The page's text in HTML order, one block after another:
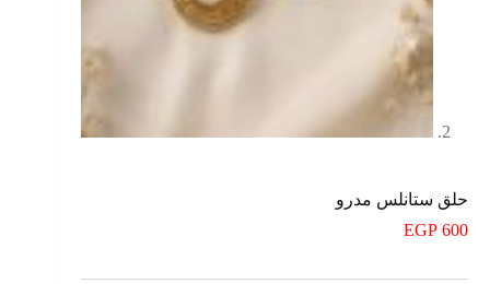
حلق ستانلس مدرو
EGP 600